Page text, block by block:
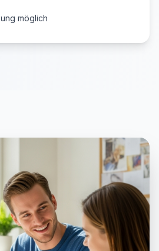
möglich